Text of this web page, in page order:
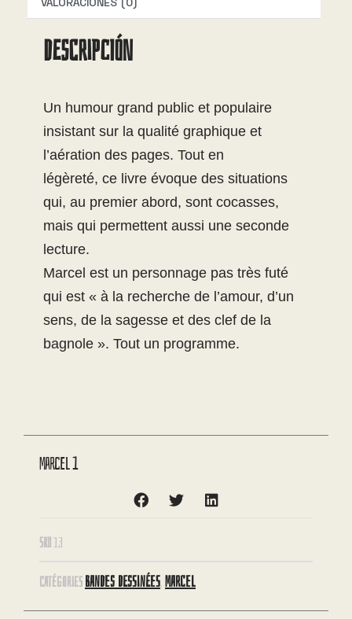
VALORACIONES (0)
DESCRIPCIÓN
Un humour grand public et populaire
insistant sur la qualité graphique et
l’aération des pages. Tout en
légèreté, ce livre évoque des situations
qui, au premier abord, sont cocasses,
mais qui permettent aussi une seconde
lecture.
Marcel est un personnage pas très futé
qui est « à la recherche de l’amour, d’un
sens, de la sagesse et des clef de la
bagnole ». Tout un programme.
Marcel 1
SKU 13
CATÉGORIES BANDES DESSINÉES, MARCEL